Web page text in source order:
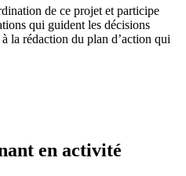
de ce projet et participe
qui guident les décisions
la rédaction du plan d’action qui
en activité